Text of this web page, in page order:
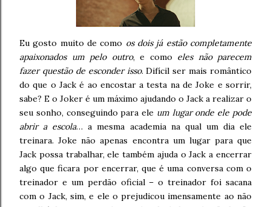
Eu gosto muito de como os dois já estão completamente
apaixonados um pelo outro, e como eles não parecem
fazer questão de esconder isso. Difícil ser mais romântico
do que o Jack é ao encostar a testa na de Joke e sorrir,
sabe? E o Joker é um máximo ajudando o Jack a realizar o
seu sonho, conseguindo para ele um lugar onde ele pode
abrir a escola… a mesma academia na qual um dia ele
treinara. Joke não apenas encontra um lugar para que
Jack possa trabalhar, ele também ajuda o Jack a encerrar
algo que ficara por encerrar, que é uma conversa com o
treinador e um perdão oficial – o treinador foi sacana
com o Jack, sim, e ele o prejudicou imensamente ao não